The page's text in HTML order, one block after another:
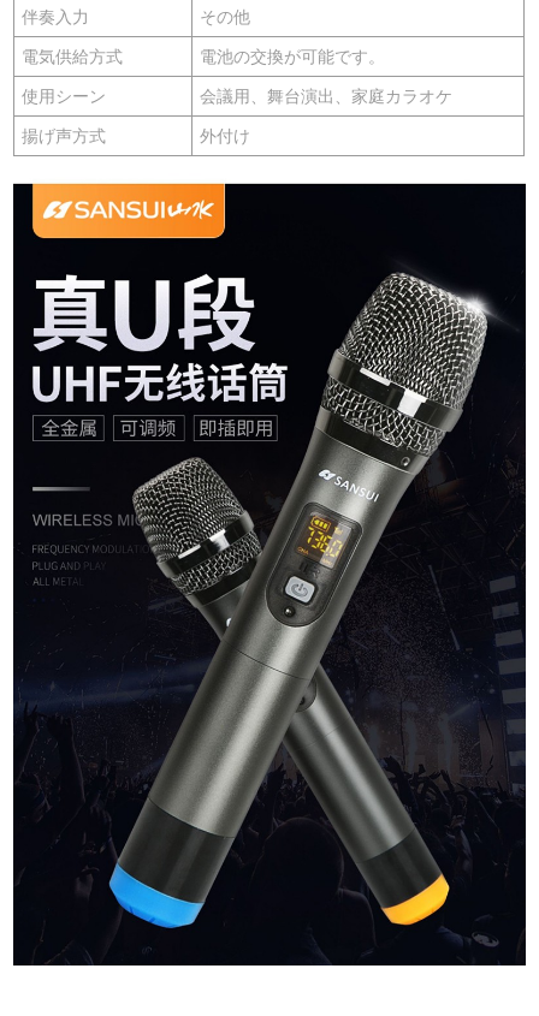
伴奏入力 その他
電気供給方式 電池の交換が可能です。
使用シーン 会議用、舞台演出、家庭カラオケ
揚げ声方式 外付け